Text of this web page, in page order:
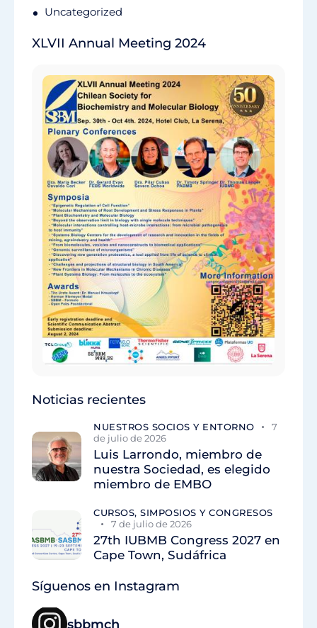
Uncategorized
XLVII Annual Meeting 2024
Noticias recientes
NUESTROS SOCIOS Y ENTORNO
7
de julio de 2026
Luis Larrondo, miembro de
nuestra Sociedad, es elegido
miembro de EMBO
CURSOS, SIMPOSIOS Y CONGRESOS
7 de julio de 2026
27th IUBMB Congress 2027 en
Cape Town, Sudáfrica
Síguenos en Instagram
sbbmch